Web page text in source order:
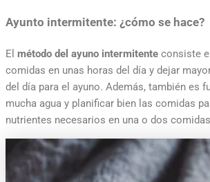
Ayunto intermitente: ¿cómo se hace?
El método del ayuno intermitente consiste
comidas en unas horas del día y dejar
del día para el ayuno. Además, también es
mucha agua y planificar bien las comidas
nutrientes necesarios en una o dos